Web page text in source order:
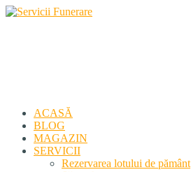
ACASĂ
BLOG
MAGAZIN
SERVICII
Rezervarea lotului de pământ